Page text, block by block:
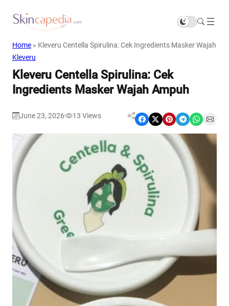
Home » Kleveru Centella Spirulina: Cek Ingredients Masker Wajah
Kleveru
Kleveru Centella Spirulina: Cek
Ingredients Masker Wajah Ampuh
June 23, 2026 13 Views Share on Facebook Share on X Share on Pinterest Share on Telegram Share on WhatsApp Share on Email